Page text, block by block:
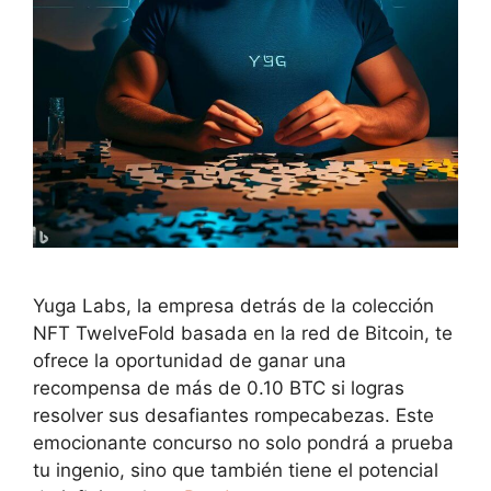
Yuga Labs, la empresa detrás de la colección
NFT TwelveFold basada en la red de Bitcoin, te
ofrece la oportunidad de ganar una
recompensa de más de 0.10 BTC si logras
resolver sus desafiantes rompecabezas. Este
emocionante concurso no solo pondrá a prueba
tu ingenio, sino que también tiene el potencial